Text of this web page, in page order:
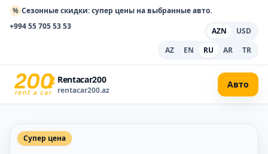
% Сезонные скидки: супер цены на выбранные авто.
+994 55 705 53 53
AZN
USD
AZ
EN RU AR TR
Rentacar200
rentacar200.az
Авто
Супер цена